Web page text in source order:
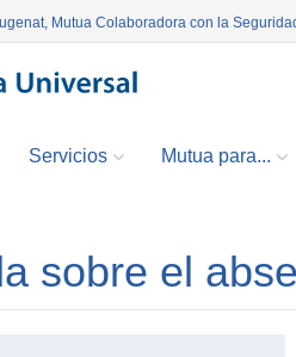
Mutua Colaboradora con la
Servicios Mutua para...
sobre el